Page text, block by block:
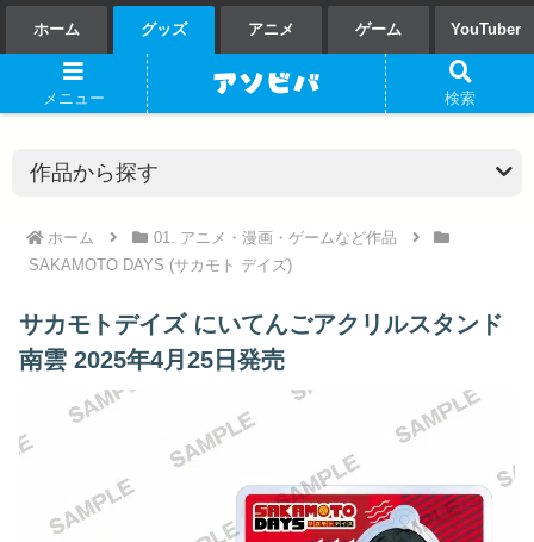
ホーム グッズ アニメ ゲーム YouTuber
ホーム
01. アニメ・漫画・ゲームなど作品
SAKAMOTO DAYS (サカモト デイズ)
サカモトデイズ にいてんごアクリルスタンド
南雲 2025年4月25日発売
メニュー 検索